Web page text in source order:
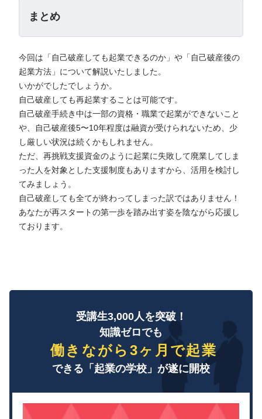
まとめ
今回は「自己破産しても起業できるのか」や「自己破産後の
起業方法」について解説いたしました。
いかがでしたでしょうか。
自己破産しても再起業することは可能です。
自己破産手続き中は一部の資格・職業で起業ができないこと
や、自己破産後5〜10年程度は融資が受けられないため、少
し厳しい状況は続くかもしれません。
ただ、再挑戦支援資金のように起業に失敗して廃業してしま
った人を対象とした支援制度もありますから、活用を検討し
てみましょう。
自己破産しても全てが終わってしまった訳ではありません！
あなたが再スタートの第一歩を踏み出す姿を陰ながら応援し
ております。
受講生3,000人を突破！
知識ゼロでも
働きながら3ヶ月で起業
できる「起業の学校」が遂に開校